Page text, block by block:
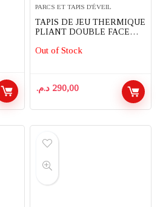
PARCS ET TAPIS D'ÉVEIL
TAPIS DE JEU THERMIQUE
PLIANT DOUBLE FACE
CM
Out of Stock
290,00 د.م.